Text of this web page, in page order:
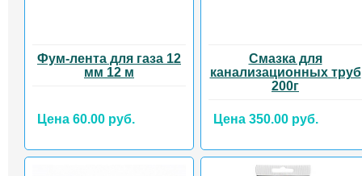
Фум-лента для газа 12
мм 12 м
Цена 60.00 руб.
Смазка для
канализационных труб
200г
Цена 350.00 руб.